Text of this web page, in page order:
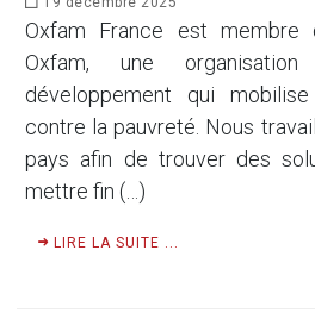
Oxfam France est membre
Oxfam, une
développement qui
contre la pauvreté. Nous
pays afin de trouver des
mettre fin (…)
LIRE LA SUITE ...